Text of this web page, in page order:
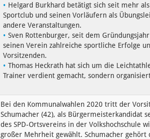
Helgard Burkhard betätigt sich seit mehr
Sportclub und seinen Vorläufern als
andere Veranstaltungen.
Sven Rottenburger, seit dem
seinen Verein zahlreiche sportliche Erfolge
Vorsitzenden.
Thomas Heckrath hat sich um die
Trainer verdient gemacht, sondern
Bei den Kommunalwahlen 2020 tritt der
Schumacher (42), als Bürgermeisterkandidat
des SPD-Ortsvereins in der Volkshochschule
großer Mehrheit gewählt. Schumacher